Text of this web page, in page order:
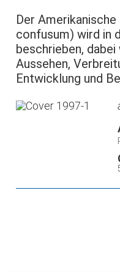
Der
confusum) wird in
beschrieben,
Aussehen,
Entwicklung und